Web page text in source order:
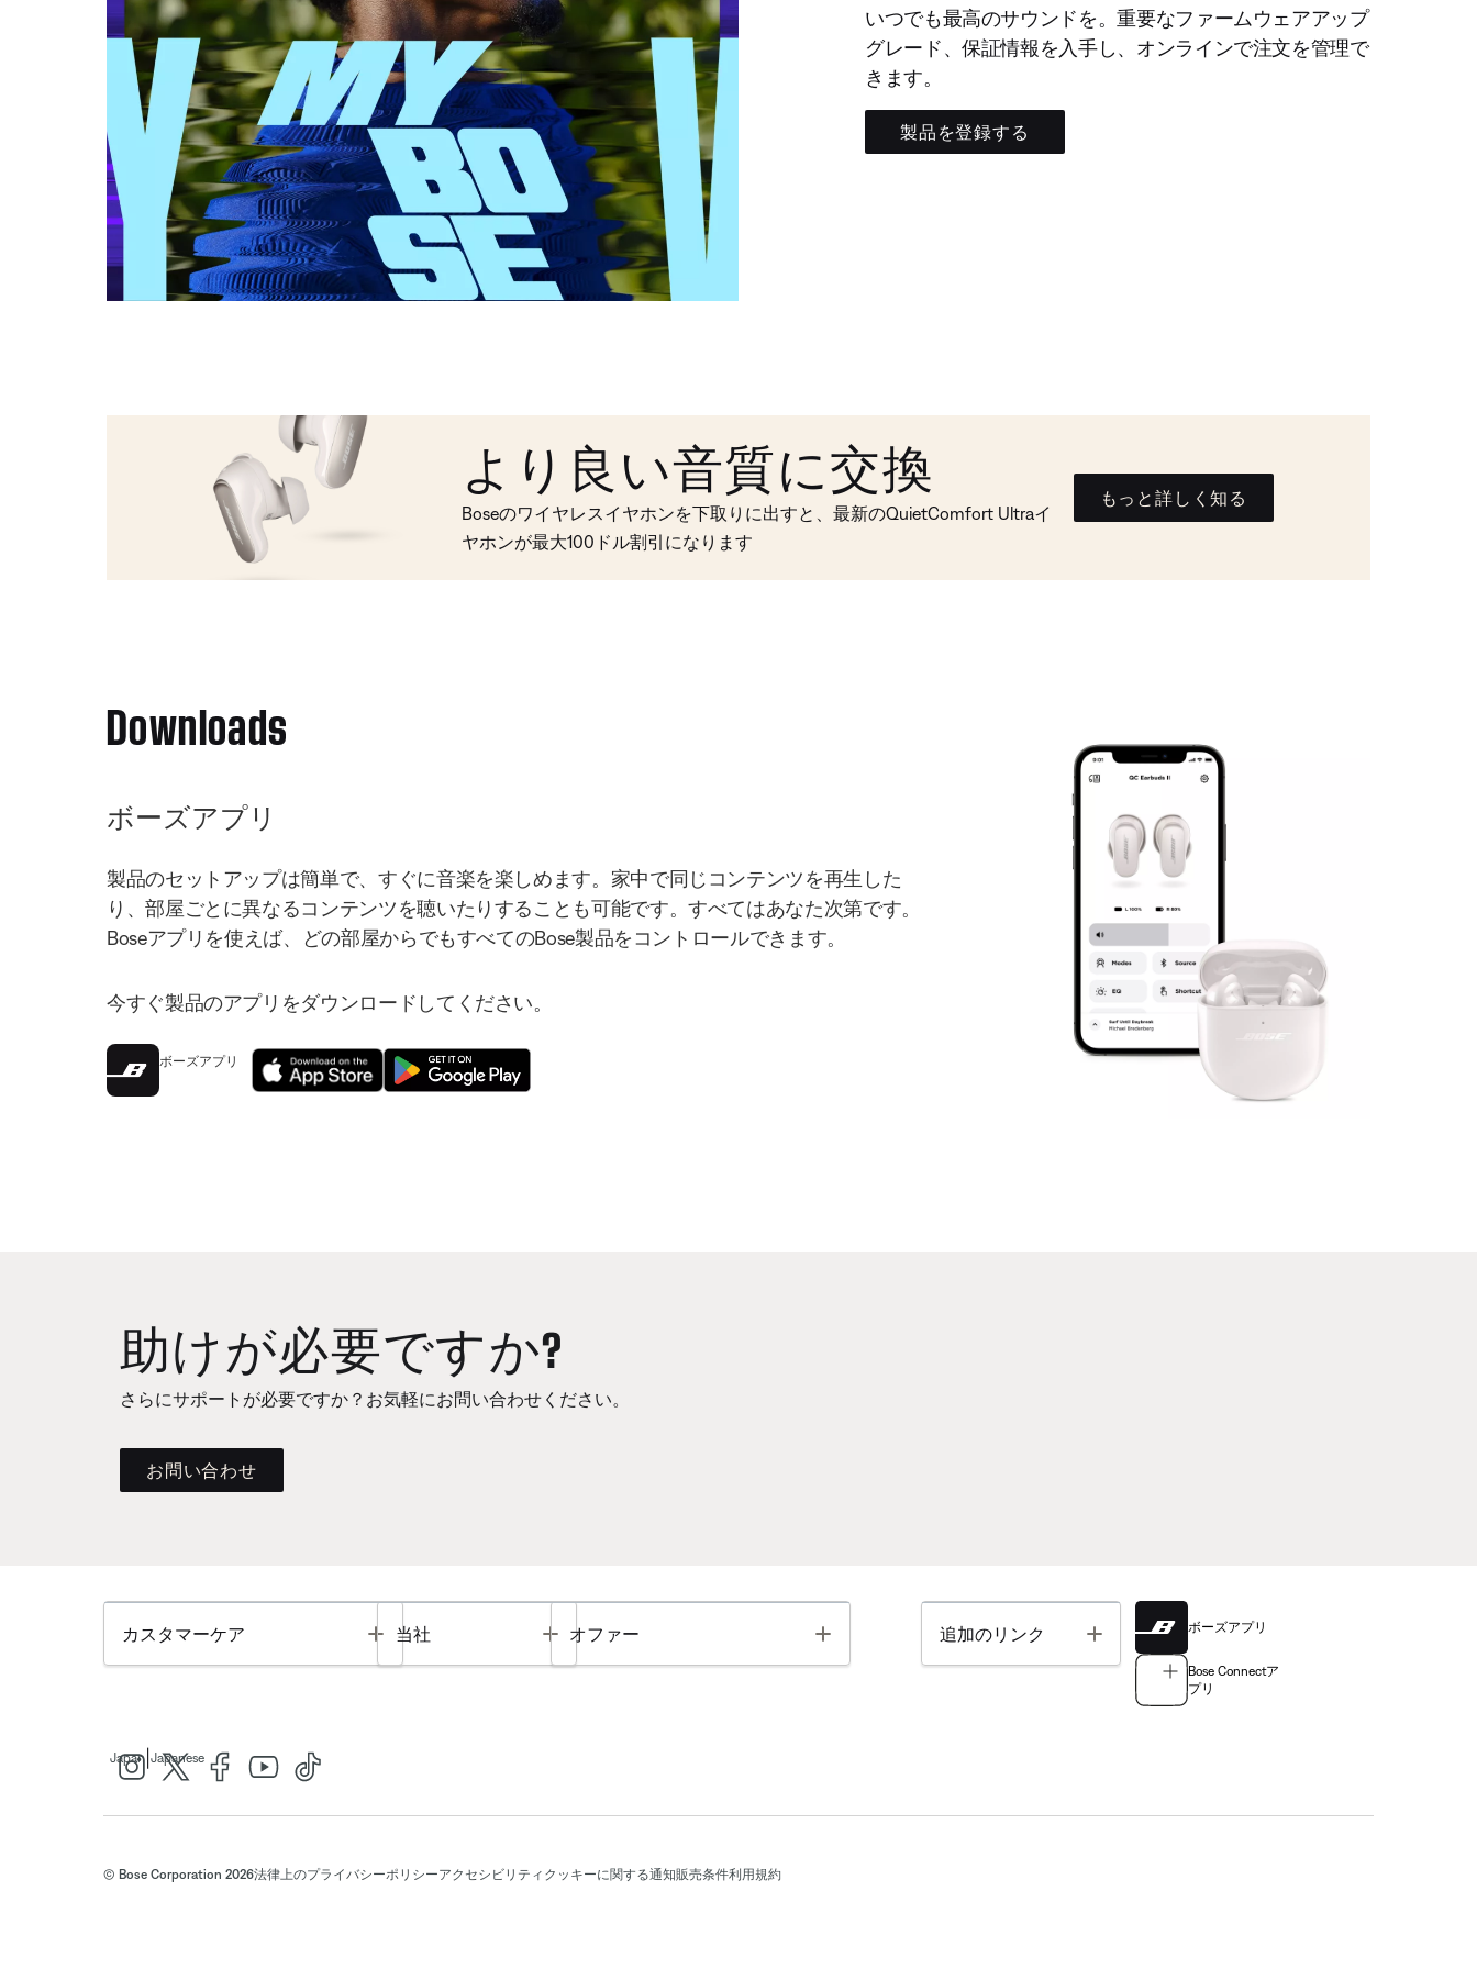
いつでも最高のサウンドを。重要なファームウェアアップ
グレード、保証情報を入手し、オンラインで注文を管理で
きます。
製品を登録する
より良い音質に交換
Boseのワイヤレスイヤホンを下取りに出すと、最新のQuietComfort Ultraイ
ヤホンが最大100ドル割引になります
もっと詳しく知る
Downloads
ボーズアプリ
製品のセットアップは簡単で、すぐに音楽を楽しめます。家中で同じコンテンツを再生した
り、部屋ごとに異なるコンテンツを聴いたりすることも可能です。すべてはあなた次第です。
Boseアプリを使えば、どの部屋からでもすべてのBose製品をコントロールできます。
今すぐ製品のアプリをダウンロードしてください。
ボーズアプリ
助けが必要ですか?
さらにサポートが必要ですか？お気軽にお問い合わせください。
お問い合わせ
カスタマーケア Toggle
当社 Toggle
オファー Toggle 追加のリンク Toggle ボーズアプリ
Bose Connectア
プリ
Japan Japanese
© Bose Corporation 2026法律上のプライバシーポリシーアクセシビリティ クッキーに関する通知販売条件利用規約